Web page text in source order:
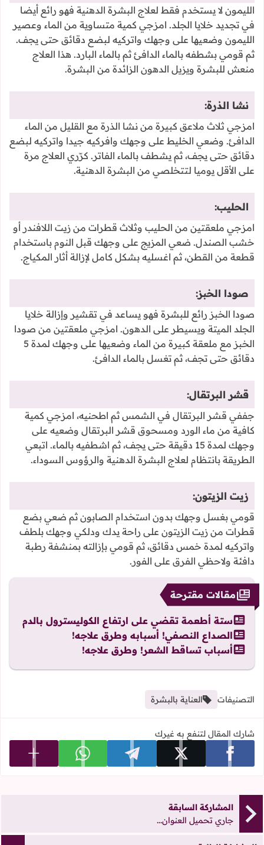
الليمون لا يستخدم فقط لعلاج البشرة الدهنية فهو رائع أيضا
في تجديد خلايا الجلد. امزجي كمية متساوية من الماء وعصير
الليمون وضعيها على وجهك واتركيه لبضع دقائق حتى يجف.
ثم قومي بشطفه بالماء الدافئ ثم بالماء البارد. هذا العلاج
منعش للبشرة ويزيل الدهون الزائدة من البشرة.
نشا الذرة:
امزجي ثلاث ملاعق كبيرة من نشا الذرة مع القليل من الماء
الدافئ. وضعي الخليط على وجهك وافركيه جيدا واتركيه لبضع
دقائق حتى يجف، ثم يشطف بالماء الفاتر. كرّري العلاج مرة
على الأقل يوميا لتتخلصي من البشرة الدهنية.
الحليب:
امزجي ملعقتين من الحليب وثلاث قطرات من زيت اللافندر أو
خشب الصندل. ضعي المزيج على وجهك قبل النوم باستخدام
قطعة من القطن، ثم اغسليه بشكل كامل لإزالة أثار المكياج.
صودا الخبز:
صودا الخبز رائع للبشرة فهو يساعد في تقشير وإزالة خلايا
الجلد الميتة ويسيطر على الدهون. امزجي ملعقتين من صودا
الخبز مع ملعقة كبيرة من الماء وضعيها على وجهك لمدة 5
دقائق حتى تجف، ثم تغسل بالماء الدافئ.
قشر البرتقال:
جففي قشر البرتقال في الشمس ثم اطحنيه، امزجي كمية
كافية من ماء الورد ومسحوق قشر البرتقال وضعيه على
وجهك لمدة 15 دقيقة حتى يجف، ثم اشطفيه بالماء. اتبعي
الطريقة بانتظام لعلاج البشرة الدهنية والرؤوس السوداء.
زيت الزيتون:
قومي بغسل وجهك بدون استخدام الصابون ثم ضعي بضع
قطرات من زيت الزيتون على راحة يدك ودلكي وجهك بلطف
واتركيه لمدة خمس دقائق، ثم قومي بإزالته بمنشفة رطبة
دافئة ولاحظي الفرق على الفور.
مقالات مقترحة
ستة أطعمة تقضي على ارتفاع الكوليسترول بالدم
الصداع النصفي! أسبابه وطرق علاجه!
أسباب تساقط الشعر! وطرق علاجه!
التصنيفات العناية بالبشرة
شارك المقال لتنفع به غيرك
شارك على facebook شارك على x شارك على telegram شارك على whatsapp عرض
المشاركة السابقة
جاري تحميل العنوان...